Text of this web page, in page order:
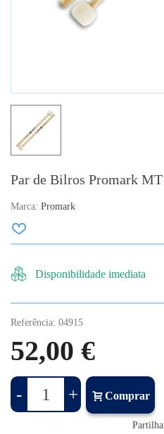
Par de Bilros Promark
Marca: Promark
Disponibilidade imediata
Referência: 04915
52,00 €
- + Comprar